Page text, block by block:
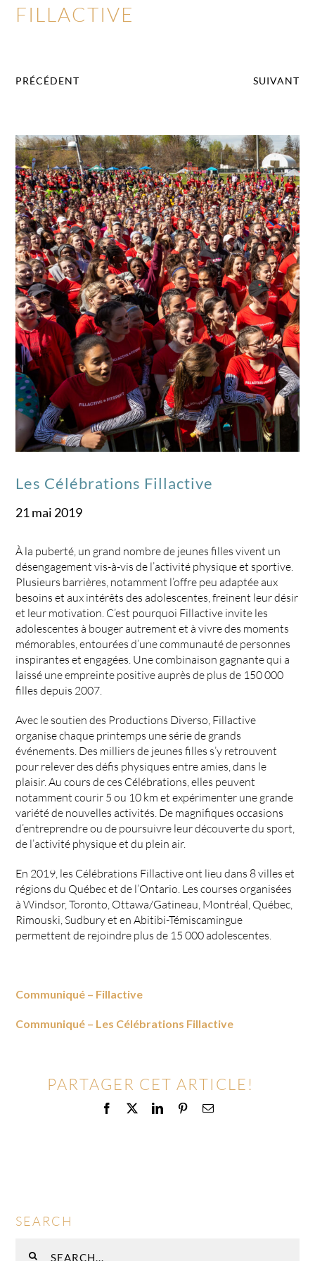
FILLACTIVE
PRÉCÉDENT SUIVANT
Les Célébrations Fillactive
21 mai 2019
À la puberté, un grand nombre de jeunes filles vivent un
désengagement vis-à-vis de l’activité physique et sportive.
Plusieurs barrières, notamment l’offre peu adaptée aux
besoins et aux intérêts des adolescentes, freinent leur désir
et leur motivation. C’est pourquoi Fillactive invite les
adolescentes à bouger autrement et à vivre des moments
mémorables, entourées d’une communauté de personnes
inspirantes et engagées. Une combinaison gagnante qui a
laissé une empreinte positive auprès de plus de 150 000
filles depuis 2007.
Avec le soutien des Productions Diverso, Fillactive
organise chaque printemps une série de grands
événements. Des milliers de jeunes filles s’y retrouvent
pour relever des défis physiques entre amies, dans le
plaisir. Au cours de ces Célébrations, elles peuvent
notamment courir 5 ou 10 km et expérimenter une grande
variété de nouvelles activités. De magnifiques occasions
d’entreprendre ou de poursuivre leur découverte du sport,
de l’activité physique et du plein air.
En 2019, les Célébrations Fillactive ont lieu dans 8 villes et
régions du Québec et de l’Ontario. Les courses organisées
à Windsor, Toronto, Ottawa/Gatineau, Montréal, Québec,
Rimouski, Sudbury et en Abitibi-Témiscamingue
permettent de rejoindre plus de 15 000 adolescentes.
Communiqué – Fillactive
Communiqué – Les Célébrations Fillactive
PARTAGER CET ARTICLE!
Facebook LinkedInPinterestEmail
SEARCH